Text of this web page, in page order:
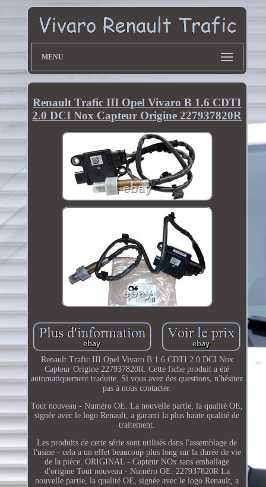
MENU
Renault Trafic III Opel Vivaro B 1.6 CDTI
2.0 DCI Nox Capteur Origine 227937820R
Renault Trafic III Opel Vivaro B 1.6 CDTI 2.0 DCI Nox
Capteur Origine 227937820R. Cette fiche produit a été
automatiquement traduite. Si vous avez des questions, n'hésitez
pas à nous contacter.
Tout nouveau - Numéro OE. La nouvelle partie, la qualité OE,
signée avec le logo Renault, a garanti la plus haute qualité de
traitement.
Les produits de cette série sont utilisés dans l'assemblage de
l'usine - cela a un effet beaucoup plus long sur la durée de vie
de la pièce. ORIGINAL - Capteur NOx sans emballage
d'origine Tout nouveau - Numéro OE: 227937820R La
nouvelle partie, la qualité OE, signée avec le logo Renault, a